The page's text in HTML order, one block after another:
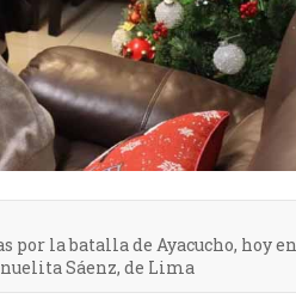
por la batalla de Ayacucho, hoy en
Sáenz, de Lima